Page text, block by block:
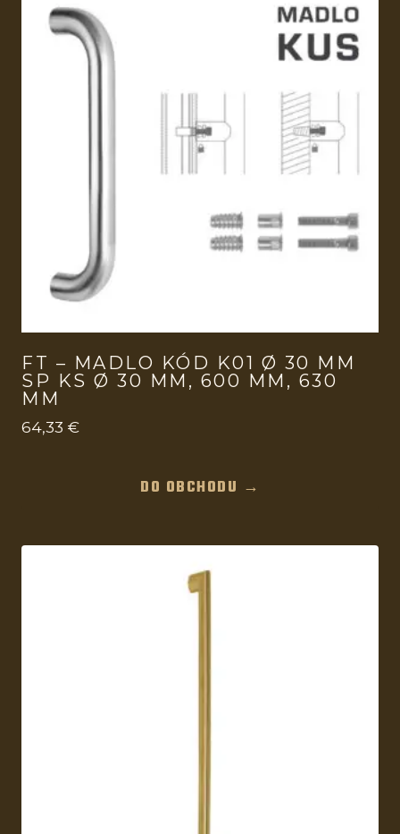
FT – MADLO KÓD K01 Ø 30 MM
SP KS Ø 30 MM, 600 MM, 630
MM
64,33 €
DO OBCHODU →